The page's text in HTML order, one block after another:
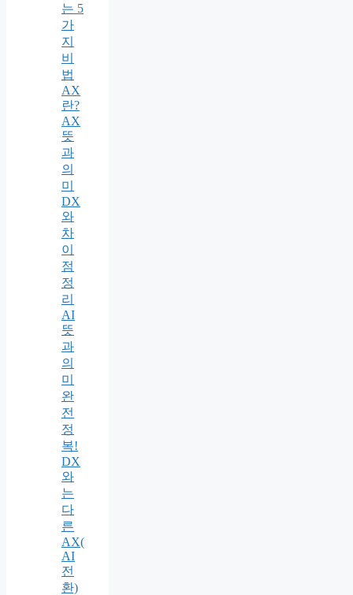
는 5
가
지
비
법
AX
란?
AX
뜻
과
의
미
DX
와
차
이
점
정
리
AI
뜻
과
의
미
완
전
정
복!
DX
와
는
다
른
AX(
AI
전
환)